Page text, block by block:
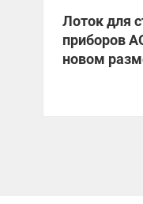
Лоток для
приборов
новом